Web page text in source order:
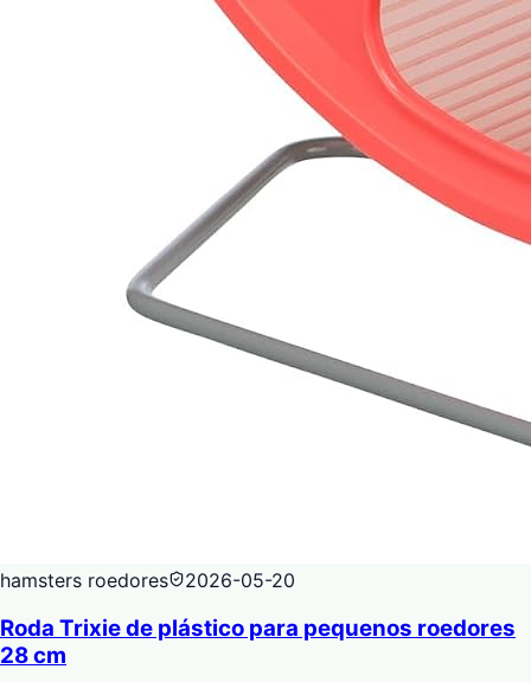
hamsters roedores 2026-05-20
Roda Trixie de plástico para pequenos roedores
28 cm